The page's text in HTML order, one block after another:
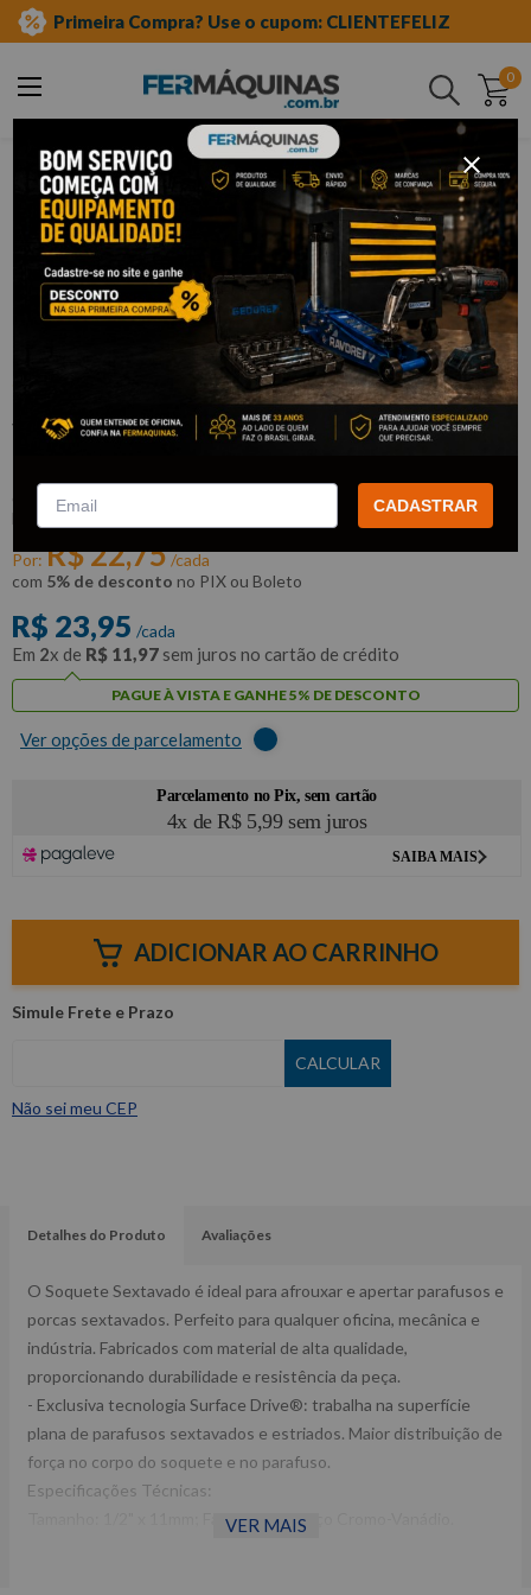
Primeira Compra? Use o cupom: CLIENTEFELIZ
0
Buscar
ferramentas manuais
soquetes e acessórios
soquetes de meia"
sextavado longo
Soquete Sextavado Longo 1/2" x
11mm – ST13402SC SATA
ST13402SC
SATA
Por: R$22,75/cada
com 5% de desconto no PIX ou Boleto
R$ 23,95 /cada
Em 2x de R$ 11,97 sem juros no cartão de crédito
PAGUE À VISTA E GANHE 5% DE DESCONTO
Ver opções de parcelamento
ADICIONAR AO CARRINHO
Não sei meu CEP
Detalhes do Produto Avaliações
O Soquete Sextavado é ideal para afrouxar e apertar parafusos e
porcas sextavados. Perfeito para qualquer oficina, mecânica e
indústria. Fabricados com material de alta qualidade,
proporcionando durabilidade e resistência da peça.
- Exclusiva tecnologia Surface Drive®: trabalha na superfície
plana de parafusos sextavados e estriados. Maior distribuição de
força no corpo do soquete e no parafuso.
Especificações Técnicas:
Tamanho: 1/2" x 11mm; Fabricado em Aço Cromo-Vanádio.
VER MAIS
CADASTRAR